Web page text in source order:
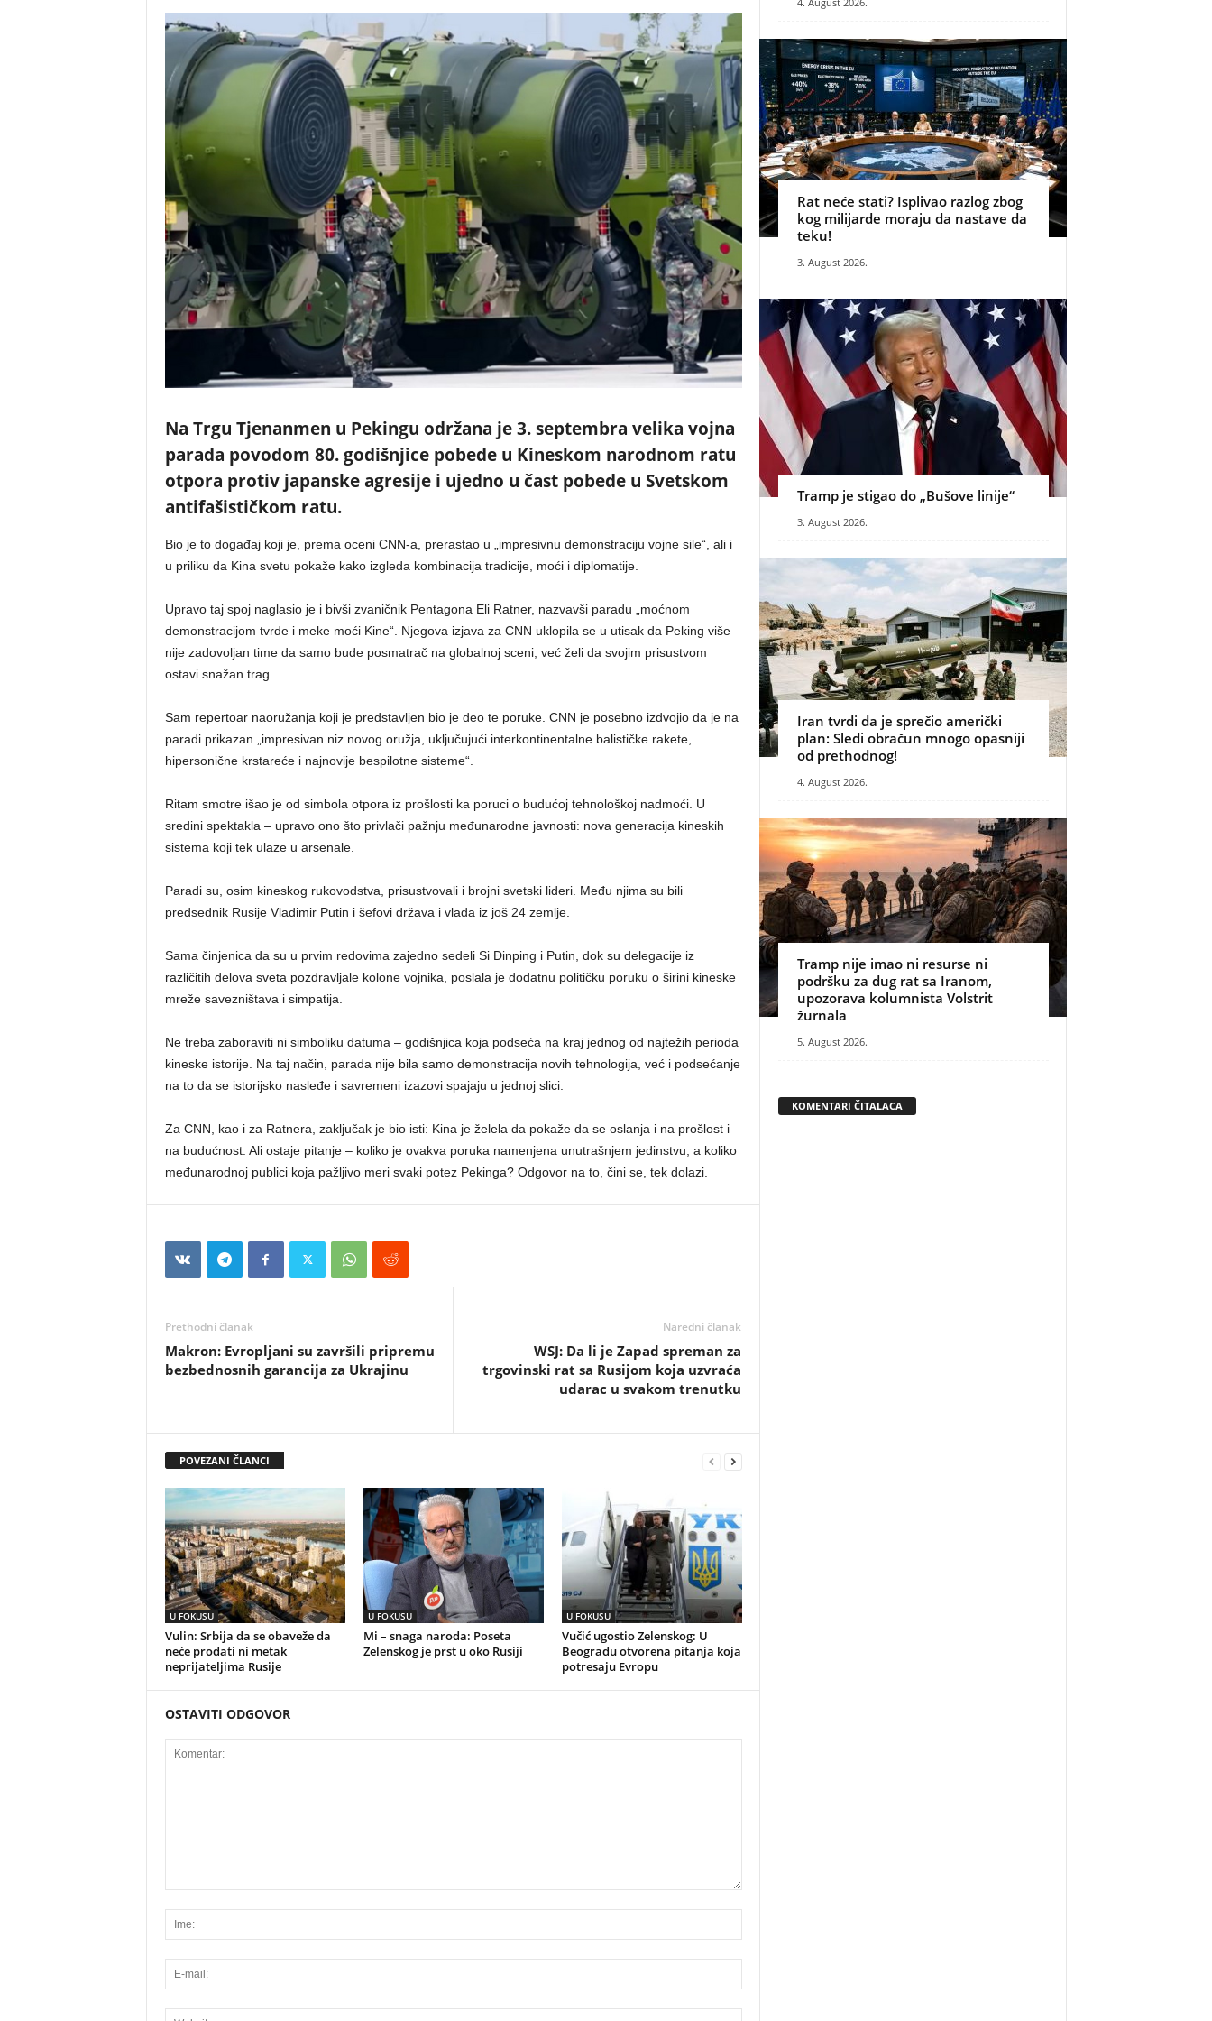
Na Trgu Tjenanmen u Pekingu održana je 3. septembra velika vojna
parada povodom 80. godišnjice pobede u Kineskom narodnom ratu
otpora protiv japanske agresije i ujedno u čast pobede u Svetskom
antifašističkom ratu.
Bio je to događaj koji je, prema oceni CNN-a, prerastao u „impresivnu demonstraciju vojne sile“, ali i
u priliku da Kina svetu pokaže kako izgleda kombinacija tradicije, moći i diplomatije.
Upravo taj spoj naglasio je i bivši zvaničnik Pentagona Eli Ratner, nazvavši paradu „moćnom
demonstracijom tvrde i meke moći Kine“. Njegova izjava za CNN uklopila se u utisak da Peking više
nije zadovoljan time da samo bude posmatrač na globalnoj sceni, već želi da svojim prisustvom
ostavi snažan trag.
Sam repertoar naoružanja koji je predstavljen bio je deo te poruke. CNN je posebno izdvojio da je na
paradi prikazan „impresivan niz novog oružja, uključujući interkontinentalne balističke rakete,
hipersonične krstareće i najnovije bespilotne sisteme“.
Ritam smotre išao je od simbola otpora iz prošlosti ka poruci o budućoj tehnološkoj nadmoći. U
sredini spektakla – upravo ono što privlači pažnju međunarodne javnosti: nova generacija kineskih
sistema koji tek ulaze u arsenale.
Paradi su, osim kineskog rukovodstva, prisustvovali i brojni svetski lideri. Među njima su bili
predsednik Rusije Vladimir Putin i šefovi država i vlada iz još 24 zemlje.
Sama činjenica da su u prvim redovima zajedno sedeli Si Đinping i Putin, dok su delegacije iz
različitih delova sveta pozdravljale kolone vojnika, poslala je dodatnu političku poruku o širini kineske
mreže savezništava i simpatija.
Ne treba zaboraviti ni simboliku datuma – godišnjica koja podseća na kraj jednog od najtežih perioda
kineske istorije. Na taj način, parada nije bila samo demonstracija novih tehnologija, već i podsećanje
na to da se istorijsko nasleđe i savremeni izazovi spajaju u jednoj slici.
Za CNN, kao i za Ratnera, zaključak je bio isti: Kina je želela da pokaže da se oslanja i na prošlost i
na budućnost. Ali ostaje pitanje – koliko je ovakva poruka namenjena unutrašnjem jedinstvu, a koliko
međunarodnoj publici koja pažljivo meri svaki potez Pekinga? Odgovor na to, čini se, tek dolazi.
Prethodni članak
Makron: Evropljani su završili pripremu
bezbednosnih garancija za Ukrajinu
Naredni članak
WSJ: Da li je Zapad spreman za
trgovinski rat sa Rusijom koja uzvraća
udarac u svakom trenutku
POVEZANI ČLANCI
U FOKUSU
Vulin: Srbija da se obaveže da
neće prodati ni metak
neprijateljima Rusije
U FOKUSU
Mi – snaga naroda: Poseta
Zelenskog je prst u oko Rusiji
U FOKUSU
Vučić ugostio Zelenskog: U
Beogradu otvorena pitanja koja
potresaju Evropu
OSTAVITI ODGOVOR
Rat neće stati? Isplivao razlog zbog
kog milijarde moraju da nastave da
teku!
3. August 2026.
Tramp je stigao do „Bušove linije“
3. August 2026.
Iran tvrdi da je sprečio američki
plan: Sledi obračun mnogo opasniji
od prethodnog!
4. August 2026.
Tramp nije imao ni resurse ni
podršku za dug rat sa Iranom,
upozorava kolumnista Volstrit
žurnala
5. August 2026.
KOMENTARI ČITALACA